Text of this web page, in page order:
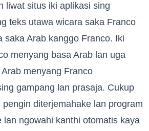
liwat situs iki aplikasi sing
teks utawa wicara saka Franco
saka Arab kanggo Franco. Iki
menyang basa Arab lan uga
menyang Franco
gampang lan prasaja. Cukup
diterjemahake lan program
lan ngowahi kanthi otomatis kaya